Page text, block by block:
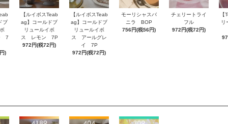
ブ
7
)
【ルイボスTeab
ag】コールドブ
リュールイボ
ス レモン 7P
972円(税72円)
【ルイボスTeab
ag】コールドブ
リュールイボ
ス アールグレ
イ 7P
972円(税72円)
モーリシャスバ
ニラ BOP
756円(税56円)
チェリートライ
フル
972円(税72円)
【
リ